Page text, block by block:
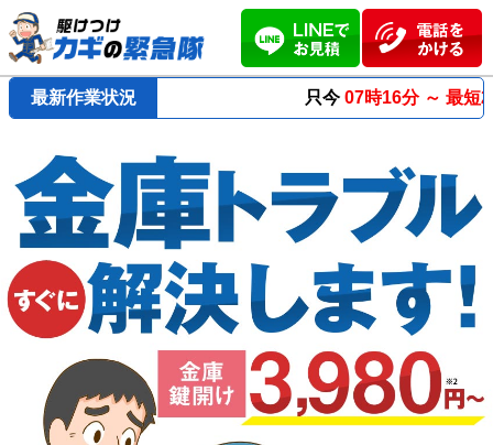
最新作業状況只今 最短23分で到着！